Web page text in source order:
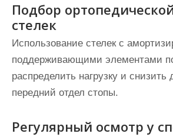
Подбор
стелек
Использование стелек с
поддерживающими элементами
распределить нагрузку и снизить
передний отдел стопы.
Регулярный осмотр у